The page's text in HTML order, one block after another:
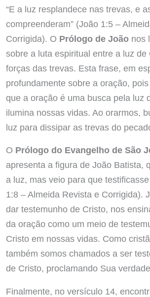
“E a luz resplandece nas trevas, e
compreenderam” (João 1:5 –
Corrigida). O Prólogo de Joãonos
sobre a luta espiritual entre a luz de
forças das trevas. Esta frase, em
profundamente sobre a oração,
que a oração é uma busca pela luz
ilumina nossas vidas. Ao orarmos,
luz para dissipar as trevas do
O Prólogo do Evangelho de São
apresenta a figura de João Batista,
a luz, mas veio para que
1:8 – Almeida Revista e Corrigida).
dar testemunho de Cristo, nos
da oração como um meio de
Cristo em nossas vidas. Como
também somos chamados a ser
de Cristo, proclamando Sua
Finalmente, no versículo 14,